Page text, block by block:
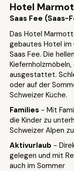
Hotel
Saas Fee (Saas-
Das Hotel
gebautes Hotel im
Saas Fee. Die
ausgestattet.
oder auf der
Schweizer Küche.
Families - Mit
die Kinder zu
Schweizer Alpen
Aktivurlaub -
gelegen und mit
auch im Sommer